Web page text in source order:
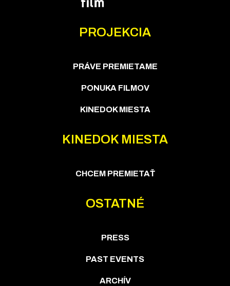
PROJEKCIA
PRÁVE PREMIETAME
PONUKA FILMOV
KINEDOK MIESTA
KINEDOK MIESTA
CHCEM PREMIETAŤ
OSTATNÉ
PRESS
PAST EVENTS
ARCHÍV